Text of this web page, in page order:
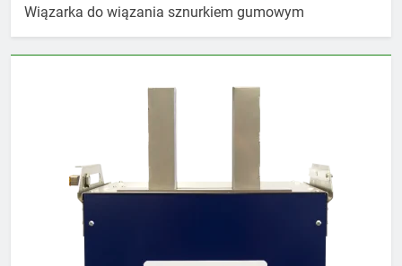
Wiązarka do wiązania sznurkiem gumowym